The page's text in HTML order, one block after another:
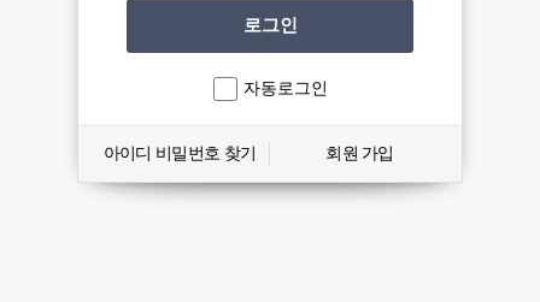
자동로그인
아이디 비밀번호 찾기 회원 가입